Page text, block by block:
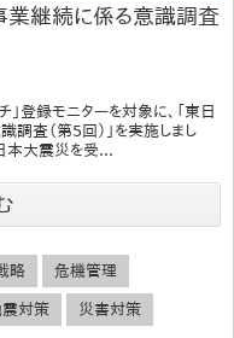
継続に係る意識調査
」登録モニターを対象に、「東日
査（第5回）」を実施しまし
本大震災を受...
略 危機管理
対策 災害対策